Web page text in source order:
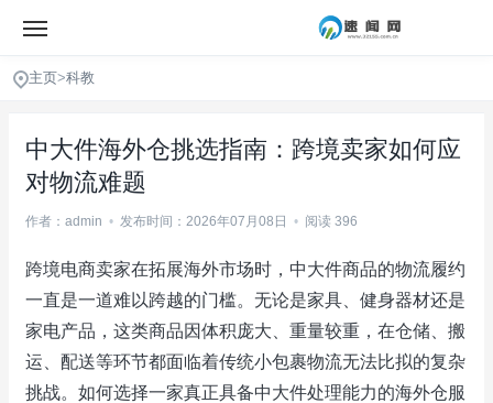
主页>科教
中大件海外仓挑选指南：跨境卖家如何应
对物流难题
作者：admin • 发布时间：2026年07月08日 • 阅读 396
跨境电商卖家在拓展海外市场时，中大件商品的物流履约
一直是一道难以跨越的门槛。无论是家具、健身器材还是
家电产品，这类商品因体积庞大、重量较重，在仓储、搬
运、配送等环节都面临着传统小包裹物流无法比拟的复杂
挑战。如何选择一家真正具备中大件处理能力的海外仓服